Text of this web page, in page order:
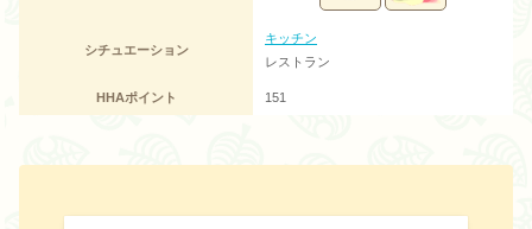
シチュエーション
キッチン
レストラン
HHAポイント 151